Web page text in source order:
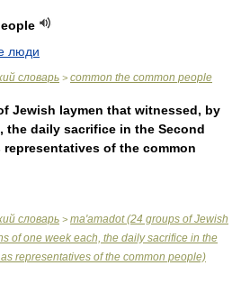
люди
словарь > common the common people
Jewish laymen that witnessed, by
the daily sacrifice in the Second
representatives of the common
словарь > ma'amadot (24 groups of Jewish
of one week each, the daily sacrifice in the
representatives of the common people)